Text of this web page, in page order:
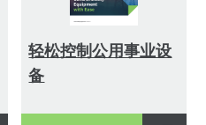
轻松控制公用事业设
备